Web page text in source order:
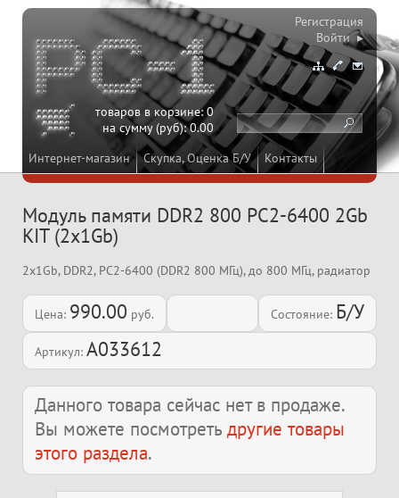
Интернет-магазин Скупка, Оценка Б/У Контакты
товаров в корзине:0
на сумму (руб):0.00
Регистрация
Войти ▸
Модуль памяти DDR2 800 PC2-6400 2Gb
KIT (2x1Gb)
2x1Gb, DDR2, PC2-6400 (DDR2 800 МГц), до 800 МГц, радиатор
Цена: 990.00 руб. Состояние: Б/У
Артикул: A033612
Данного товара сейчас нет в продаже.
Вы можете посмотреть другие товары
этого раздела.